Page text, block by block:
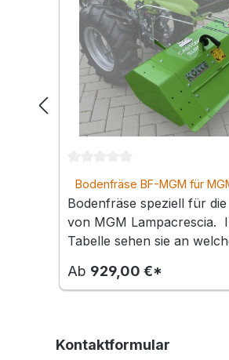
Durchschnittliche
Bodenfräse BF-MGM für
60 cm, 65 cm oder 80 cm
Bodenfräse speziell für
von MGM Lampacrescia.
Tabelle sehen sie an
einsetzbar ist. 60 cm
Volpino DF o o Castoro
Castoro Master o o
Ab 929,00 €*
Kontaktformular